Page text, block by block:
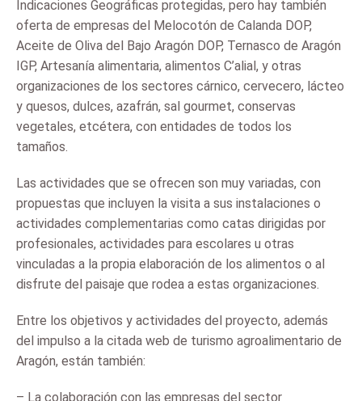
Indicaciones Geográficas protegidas, pero hay también
oferta de empresas del Melocotón de Calanda DOP,
Aceite de Oliva del Bajo Aragón DOP, Ternasco de Aragón
IGP, Artesanía alimentaria, alimentos C’alial, y otras
organizaciones de los sectores cárnico, cervecero, lácteo
y quesos, dulces, azafrán, sal gourmet, conservas
vegetales, etcétera, con entidades de todos los
tamaños.
Las actividades que se ofrecen son muy variadas, con
propuestas que incluyen la visita a sus instalaciones o
actividades complementarias como catas dirigidas por
profesionales, actividades para escolares u otras
vinculadas a la propia elaboración de los alimentos o al
disfrute del paisaje que rodea a estas organizaciones.
Entre los objetivos y actividades del proyecto, además
del impulso a la citada web de turismo agroalimentario de
Aragón, están también:
– La colaboración con las empresas del sector